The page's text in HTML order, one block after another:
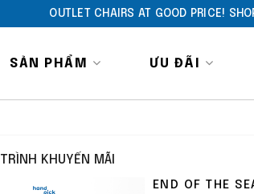
OUTLET CHAIRS AT GOOD PRICE!
SẢN PHẨM ƯU ĐÃI
KHUYẾN MÃI
END OF THE